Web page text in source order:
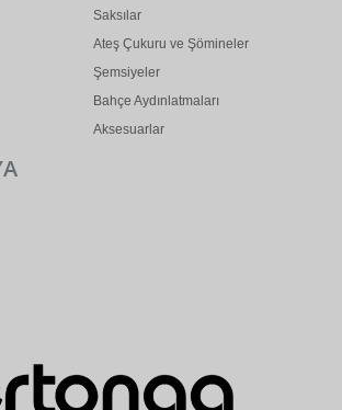
Saksılar
Ateş Çukuru ve Şömineler
Şemsiyeler
Bahçe Aydınlatmaları
Aksesuarlar